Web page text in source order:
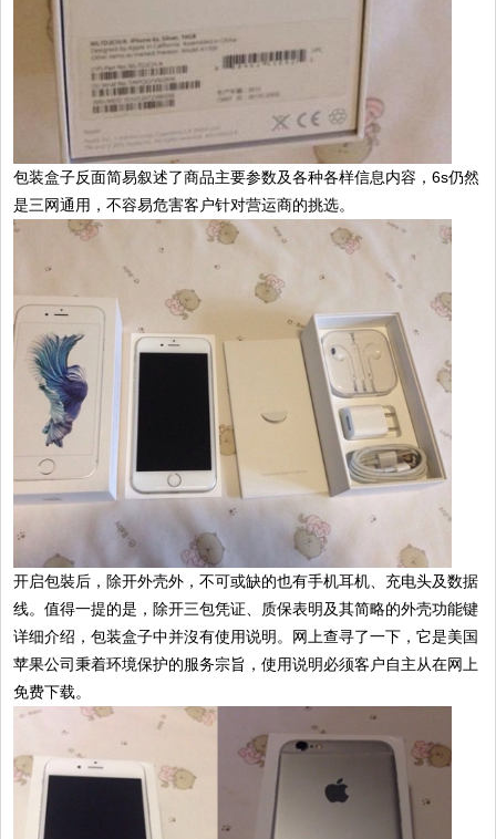
包装盒子反面简易叙述了商品主要参数及各种各样信息内容，6s仍然
是三网通用，不容易危害客户针对营运商的挑选。
开启包裝后，除开外壳外，不可或缺的也有手机耳机、充电头及数据
线。值得一提的是，除开三包凭证、质保表明及其简略的外壳功能键
详细介绍，包装盒子中并沒有使用说明。网上查寻了一下，它是美国
苹果公司秉着环境保护的服务宗旨，使用说明必须客户自主从在网上
免费下载。